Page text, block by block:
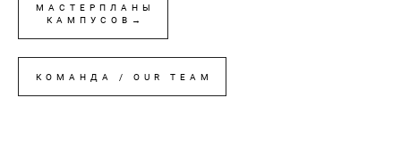
МАСТЕРПЛАНЫ
КАМПУСОВ→
КОМАНДА / OUR TEAM